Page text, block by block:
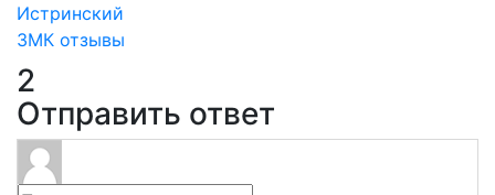
Истринский
ЗМК отзывы
2
Отправить ответ